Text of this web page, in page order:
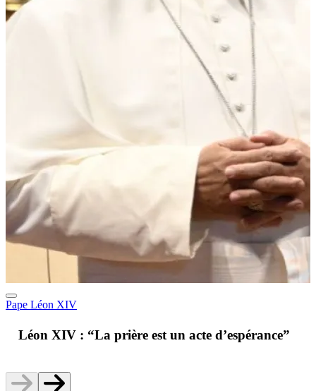
Pape Léon XIV
Léon XIV : “La prière est un acte d’espérance”